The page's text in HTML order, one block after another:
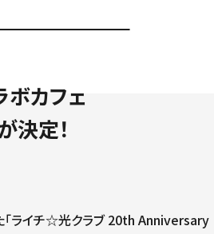
ボカフェ
決定！
「ライチ☆光クラブ 20th Anniversary